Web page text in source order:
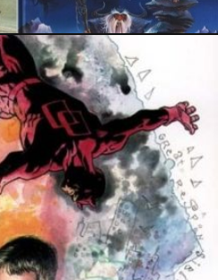
avril 2025